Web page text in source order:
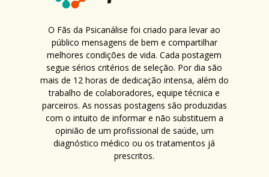
O Fãs da Psicanálise foi criado para levar ao
público mensagens de bem e compartilhar
melhores condições de vida. Cada postagem
segue sérios critérios de seleção. Por dia são
mais de 12 horas de dedicação intensa, além do
trabalho de colaboradores, equipe técnica e
parceiros. As nossas postagens são produzidas
com o intuito de informar e não substituem a
opinião de um profissional de saúde, um
diagnóstico médico ou os tratamentos já
prescritos.